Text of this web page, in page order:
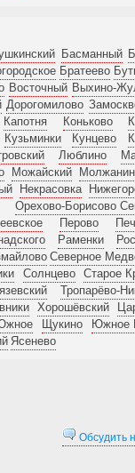
Басманный
Братеево
Восточный Выхино-
Дорогомилово
Капотня Коньково
Кузьминки Кунцево
Люблино
Можайский
Некрасовка
Орехово-Борисово
Перово
Раменки
Северное
Солнцево
Старое
Тропарёво-
Хорошёвский
Щукино
Южное
Ясенево
Обсудить